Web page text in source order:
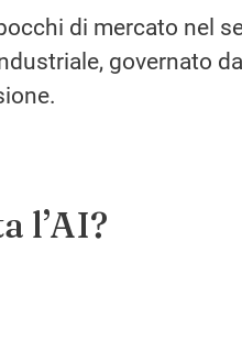
di mercato nel
governato
l’AI?